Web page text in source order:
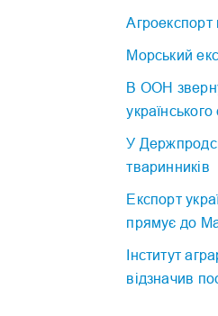
Агроекспорт
Морський
В ООН
У
тваринників
Експорт
прямує до
Інститут
відзначив